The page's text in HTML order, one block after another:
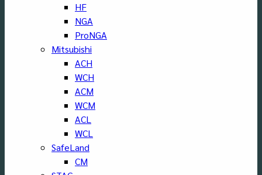
HF
NGA
ProNGA
Mitsubishi
ACH
WCH
ACM
WCM
ACL
WCL
SafeLand
CM